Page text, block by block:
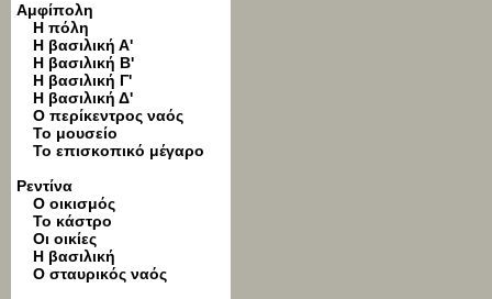
Αμφίπολη
Η πόλη
Η βασιλική Α'
Η βασιλική Β'
Η βασιλική Γ'
Η βασιλική Δ'
Ο περίκεντρος ναός
Το μουσείο
Το επισκοπικό μέγαρο
Ρεντίνα
Ο οικισμός
Το κάστρο
Οι οικίες
Η βασιλική
Ο σταυρικός ναός